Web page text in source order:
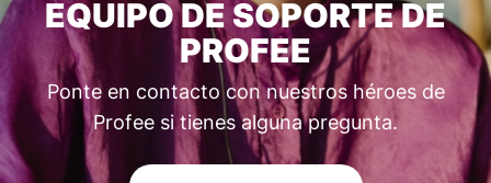
EQUIPO DE SOPORTE DE
PROFEE
Ponte en contacto con nuestros héroes de
Profee si tienes alguna pregunta.